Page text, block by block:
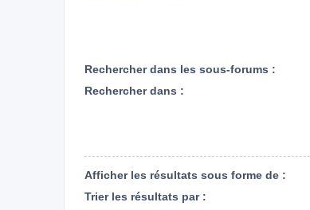
Rechercher dans les sous-forums :
Rechercher dans :
Afficher les résultats sous forme de :
Trier les résultats par :